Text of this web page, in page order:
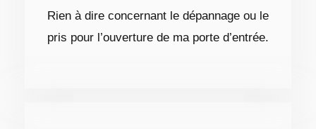
Rien à dire concernant le dépannage ou le
pris pour l’ouverture de ma porte d’entrée.